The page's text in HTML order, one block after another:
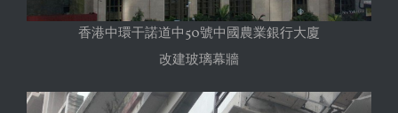
香港中環干諾道中50號中國農業銀行大廈
改建玻璃幕牆